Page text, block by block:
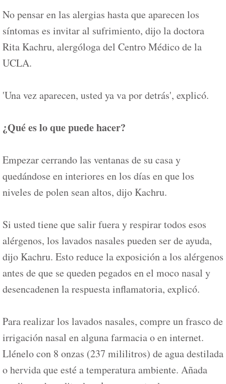
No pensar en las alergias hasta que aparecen los
síntomas es invitar al sufrimiento, dijo la doctora
Rita Kachru, alergóloga del Centro Médico de la
UCLA.
'Una vez aparecen, usted ya va por detrás', explicó.
¿Qué es lo que puede hacer?
Empezar cerrando las ventanas de su casa y
quedándose en interiores en los días en que los
niveles de polen sean altos, dijo Kachru.
Si usted tiene que salir fuera y respirar todos esos
alérgenos, los lavados nasales pueden ser de ayuda,
dijo Kachru. Esto reduce la exposición a los alérgenos
antes de que se queden pegados en el moco nasal y
desencadenen la respuesta inflamatoria, explicó.
Para realizar los lavados nasales, compre un frasco de
irrigación nasal en alguna farmacia o en internet.
Llénelo con 8 onzas (237 mililitros) de agua destilada
o hervida que esté a temperatura ambiente. Añada